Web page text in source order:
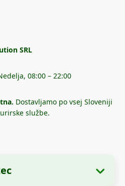
SRL
08:00 – 22:00
Dostavljamo po vsej Sloveniji
službe.